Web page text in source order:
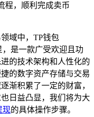
程，顺利完成卖币
域中，TP钱包
，是一款广受欢迎且功
的技术架构和人性化的
的数字资产存储与交易
渐积累了一定的财富，
日益凸显，我们将为大
现的具体操作步骤。